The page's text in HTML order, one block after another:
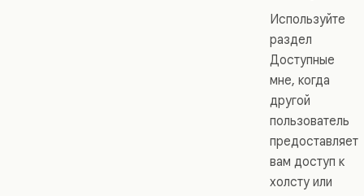
Используйте
раздел
Доступные
мне, когда
другой
пользователь
предоставляет
вам доступ к
холсту или